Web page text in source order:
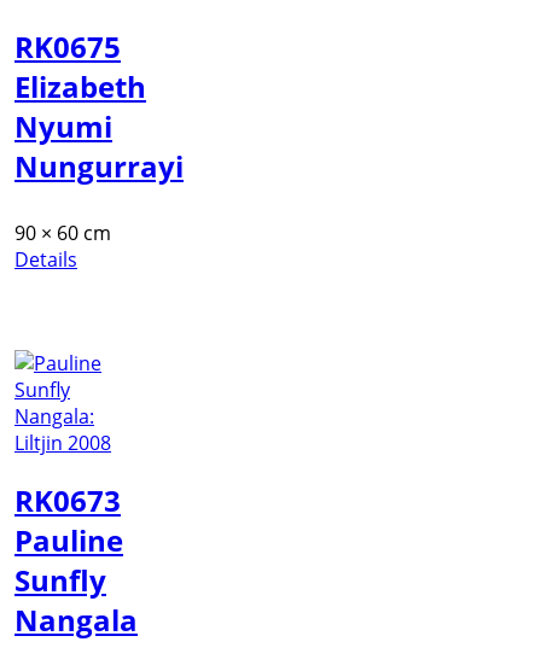
RK0675
Elizabeth
Nyumi
Nungurrayi
90 × 60 cm
Details
RK0673
Pauline
Sunfly
Nangala